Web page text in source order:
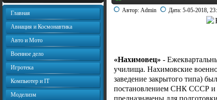
Автор: Admin Дата: 5-05-2018,
«Нахимовец» -
училища. Нахимовские
заведение закрытого типа)
постановлением СНК СССР и
Главная
Авиация и Космонавтика
Авто и Мото
Военное дело
Игротека
Компьютер и IT
Моделизм